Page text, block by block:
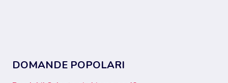
DOMANDE POPOLARI